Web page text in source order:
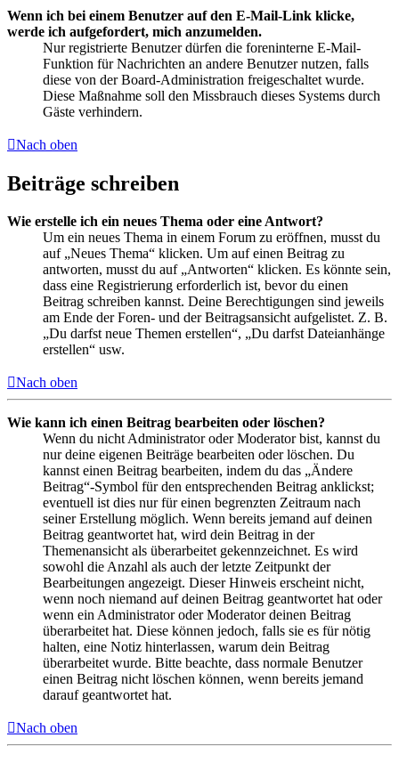
Wenn ich bei einem Benutzer auf den E-Mail-Link klicke,
werde ich aufgefordert, mich anzumelden.
Nur registrierte Benutzer dürfen die foreninterne E-Mail-
Funktion für Nachrichten an andere Benutzer nutzen, falls
diese von der Board-Administration freigeschaltet wurde.
Diese Maßnahme soll den Missbrauch dieses Systems durch
Gäste verhindern.
Nach oben
Beiträge schreiben
Wie erstelle ich ein neues Thema oder eine Antwort?
Um ein neues Thema in einem Forum zu eröffnen, musst du
auf „Neues Thema“ klicken. Um auf einen Beitrag zu
antworten, musst du auf „Antworten“ klicken. Es könnte sein,
dass eine Registrierung erforderlich ist, bevor du einen
Beitrag schreiben kannst. Deine Berechtigungen sind jeweils
am Ende der Foren- und der Beitragsansicht aufgelistet. Z. B.
„Du darfst neue Themen erstellen“, „Du darfst Dateianhänge
erstellen“ usw.
Nach oben
Wie kann ich einen Beitrag bearbeiten oder löschen?
Wenn du nicht Administrator oder Moderator bist, kannst du
nur deine eigenen Beiträge bearbeiten oder löschen. Du
kannst einen Beitrag bearbeiten, indem du das „Ändere
Beitrag“-Symbol für den entsprechenden Beitrag anklickst;
eventuell ist dies nur für einen begrenzten Zeitraum nach
seiner Erstellung möglich. Wenn bereits jemand auf deinen
Beitrag geantwortet hat, wird dein Beitrag in der
Themenansicht als überarbeitet gekennzeichnet. Es wird
sowohl die Anzahl als auch der letzte Zeitpunkt der
Bearbeitungen angezeigt. Dieser Hinweis erscheint nicht,
wenn noch niemand auf deinen Beitrag geantwortet hat oder
wenn ein Administrator oder Moderator deinen Beitrag
überarbeitet hat. Diese können jedoch, falls sie es für nötig
halten, eine Notiz hinterlassen, warum dein Beitrag
überarbeitet wurde. Bitte beachte, dass normale Benutzer
einen Beitrag nicht löschen können, wenn bereits jemand
darauf geantwortet hat.
Nach oben